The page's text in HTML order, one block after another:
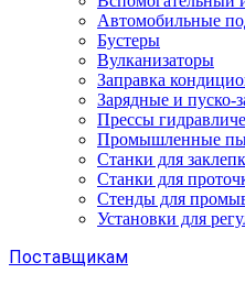
Автомобильные
Бустеры
Вулканизаторы
Заправка
Зарядные и пуско-
Прессы
Промышленные
Станки для
Станки для
Стенды для
Установки для
Поставщикам